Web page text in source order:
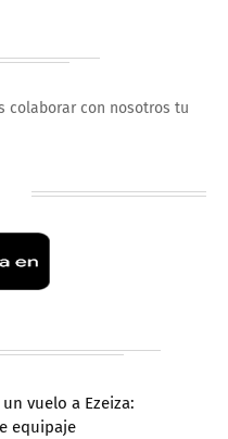
colaborar con nosotros tu
vuelo a Ezeiza:
equipaje